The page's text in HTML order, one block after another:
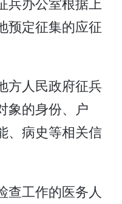
预定征集的应征
方人民政府征兵
象的身份、户
、病史等相关信
查工作的医务人